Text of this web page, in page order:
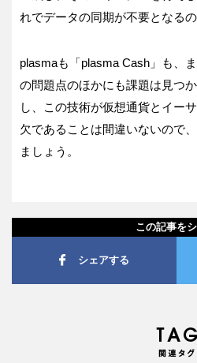
れでデータの同期が不要となるの
plasmaも「plasma Cash」も、
の問題点のほかにも課題は見つ
し、この技術が仮想通貨とイー
欠であることは間違いないので
ましょう。
この記事を
シェアする